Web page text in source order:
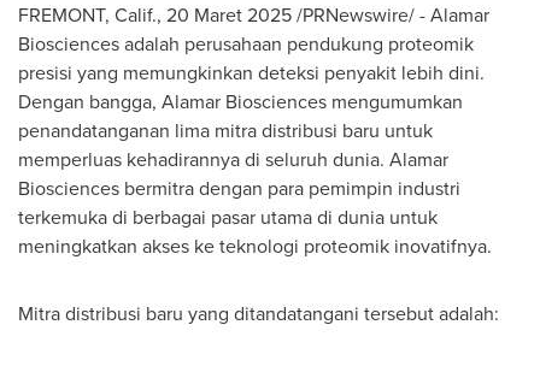
FREMONT, Calif., 20 Maret 2025/PRNewswire/ - Alamar
Biosciences adalah perusahaan pendukung proteomik
presisi yang memungkinkan deteksi penyakit lebih dini.
Dengan bangga, Alamar Biosciences mengumumkan
penandatanganan lima mitra distribusi baru untuk
memperluas kehadirannya di seluruh dunia. Alamar
Biosciences bermitra dengan para pemimpin industri
terkemuka di berbagai pasar utama di dunia untuk
meningkatkan akses ke teknologi proteomik inovatifnya.
Mitra distribusi baru yang ditandatangani tersebut adalah: